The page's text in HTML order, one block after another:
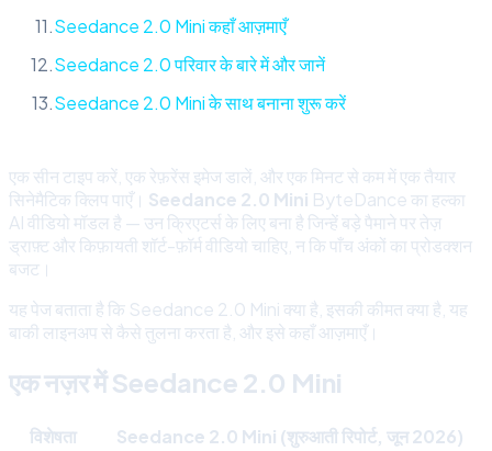
Seedance 2.0 Mini कहाँ आज़माएँ
Seedance 2.0 परिवार के बारे में और जानें
Seedance 2.0 Mini के साथ बनाना शुरू करें
एक सीन टाइप करें, एक रेफ़रेंस इमेज डालें, और एक मिनट से कम में एक तैयार
सिनेमैटिक क्लिप पाएँ। Seedance 2.0 Mini ByteDance का हल्का
AI वीडियो मॉडल है — उन क्रिएटर्स के लिए बना है जिन्हें बड़े पैमाने पर तेज़
ड्राफ़्ट और किफ़ायती शॉर्ट-फ़ॉर्म वीडियो चाहिए, न कि पाँच अंकों का प्रोडक्शन
बजट।
यह पेज बताता है कि Seedance 2.0 Mini क्या है, इसकी कीमत क्या है, यह
बाकी लाइनअप से कैसे तुलना करता है, और इसे कहाँ आज़माएँ।
एक नज़र में Seedance 2.0 Mini
विशेषता
Seedance 2.0 Mini (शुरुआती रिपोर्ट, जून 2026)